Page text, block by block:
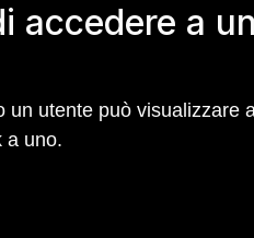
accedere a
utente può visualizzare
a uno.